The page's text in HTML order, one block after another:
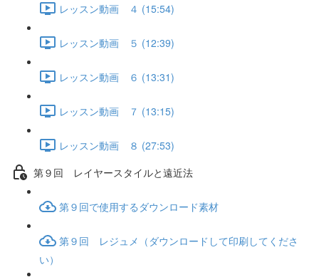
レッスン動画 ４ (15:54)
レッスン動画 ５ (12:39)
レッスン動画 ６ (13:31)
レッスン動画 ７ (13:15)
レッスン動画 ８ (27:53)
第９回 レイヤースタイルと遠近法
第９回で使用するダウンロード素材
第９回 レジュメ（ダウンロードして印刷してくださ
い）